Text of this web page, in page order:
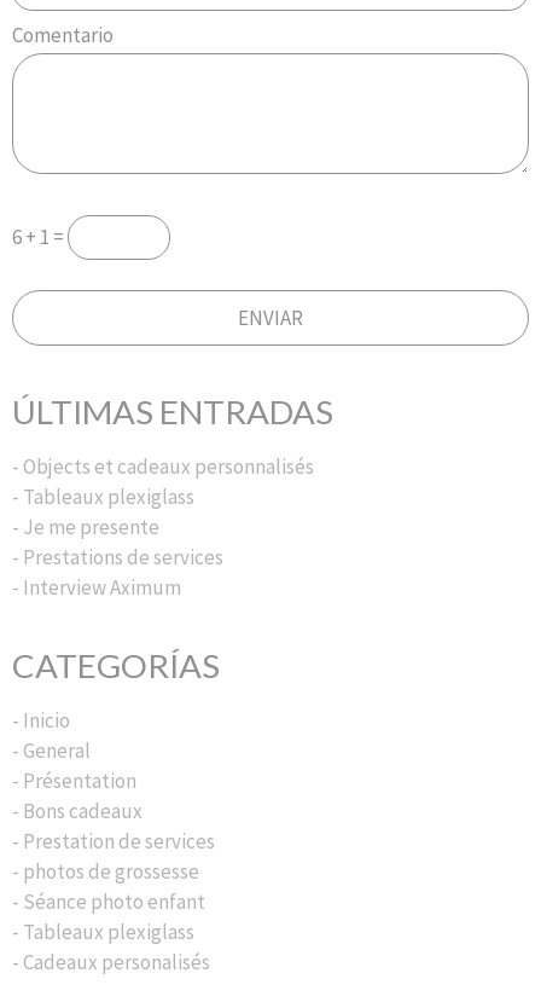
Comentario
6 + 1 =
ÚLTIMAS ENTRADAS
- Objects et cadeaux personnalisés
- Tableaux plexiglass
- Je me presente
- Prestations de services
- Interview Aximum
CATEGORÍAS
- Inicio
- General
- Présentation
- Bons cadeaux
- Prestation de services
- photos de grossesse
- Séance photo enfant
- Tableaux plexiglass
- Cadeaux personalisés